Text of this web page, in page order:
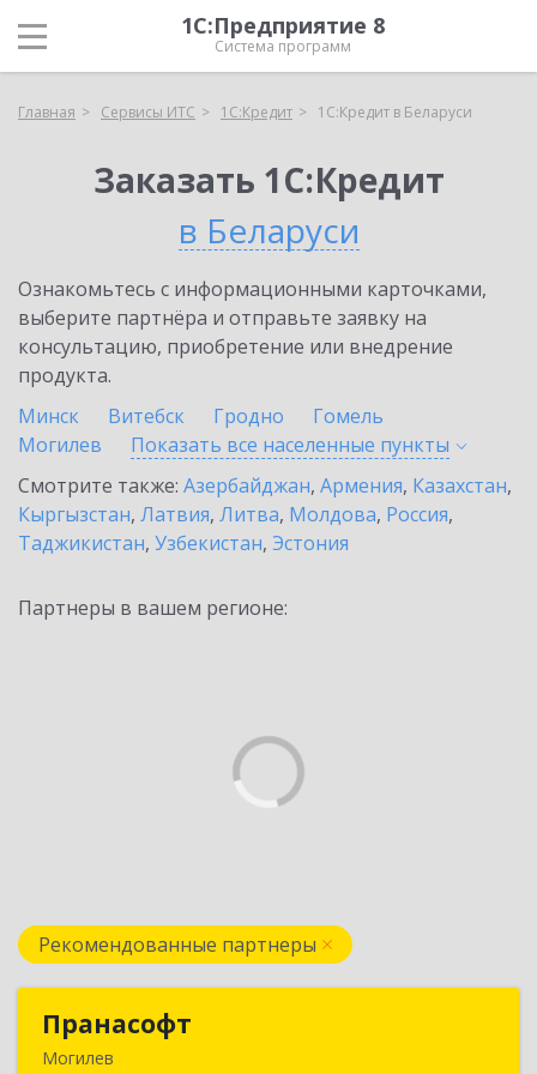
1С:Предприятие 8
Система программ
Главная Сервисы ИТС 1С:Кредит 1С:Кредит в Беларуси
Заказать 1С:Кредит
в Беларуси
Ознакомьтесь с информационными карточками,
выберите партнёра и отправьте заявку на
консультацию, приобретение или внедрение
продукта.
Минск
Витебск Гродно
Гомель
Могилев
Показать все населенные пункты
Смотрите также: Азербайджан, Армения, Казахстан,
Кыргызстан, Латвия, Литва, Молдова, Россия,
Таджикистан, Узбекистан, Эстония
Партнеры в вашем регионе:
Рекомендованные партнеры
Пранасофт
Могилев